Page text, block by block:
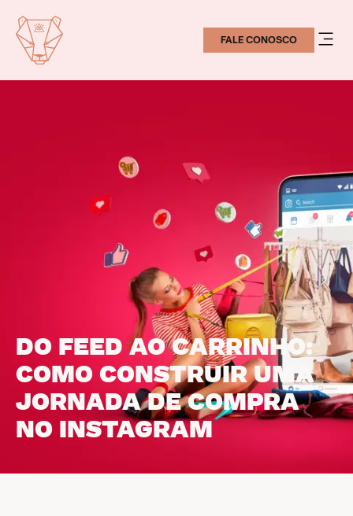
FALE CONOSCO
DO FEED AO CARRINHO:
COMO CONSTRUIR UMA
JORNADA DE COMPRA
NO INSTAGRAM